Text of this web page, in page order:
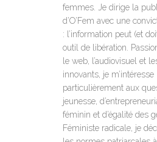
femmes. Je dirige la
d’O’Fem avec une
: l’information peut (et
outil de libération.
le web, l’audiovisuel et
innovants, je m’intéresse
particulièrement aux
jeunesse,
féminin et d’égalité des
Féministe radicale, je